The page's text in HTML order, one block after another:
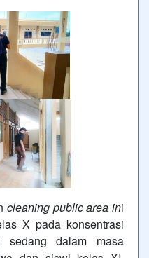
cleaning public area ini
X pada konsentrasi
sedang dalam masa